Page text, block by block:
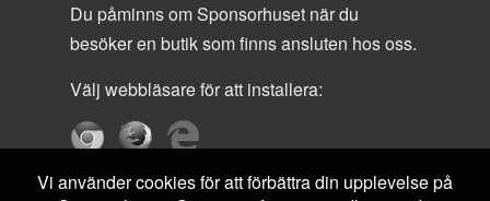
Du påminns om Sponsorhuset när du
besöker en butik som finns ansluten hos oss.
Välj webbläsare för att installera:
Vi använder cookies för att förbättra din upplevelse på